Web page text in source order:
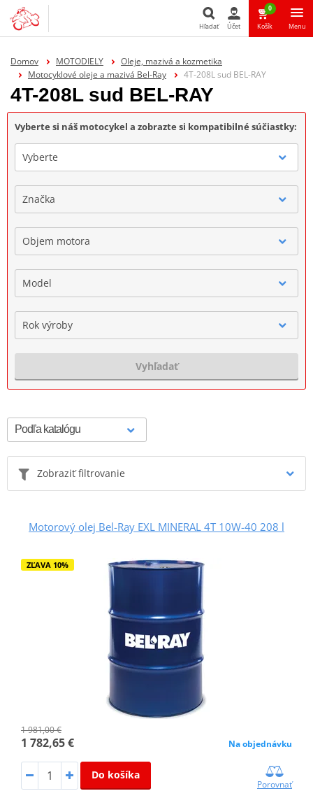
Hľadať Účet
0
Košík Menu
Domov MOTODIELY
Oleje, mazivá a kozmetika
Motocyklové oleje a mazivá Bel-Ray
4T-208L sud BEL-RAY
4T-208L sud BEL-RAY
Vyberte si náš motocykel a zobrazte si kompatibilné súčiastky:
Vyberte
Značka
Objem motora
Model
Rok výroby
Vyhľadať
Zobraziť filtrovanie
Motorový olej Bel-Ray EXL MINERAL 4T 10W-40 208 l
ZĽAVA 10%
1 981,00 €
1 782,65 € Na objednávku
Do košíka
Porovnať